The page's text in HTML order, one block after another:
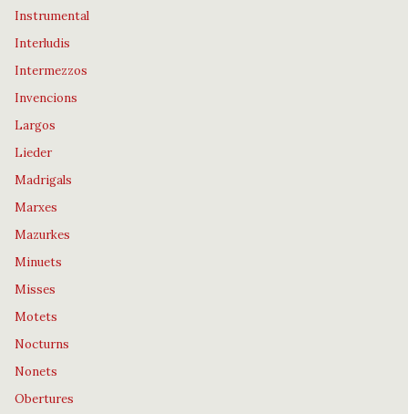
Instrumental
Interludis
Intermezzos
Invencions
Largos
Lieder
Madrigals
Marxes
Mazurkes
Minuets
Misses
Motets
Nocturns
Nonets
Obertures